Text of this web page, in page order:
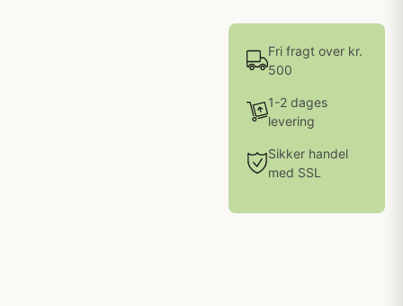
Fri fragt over kr.
500
1-2 dages
levering
Sikker handel
med SSL